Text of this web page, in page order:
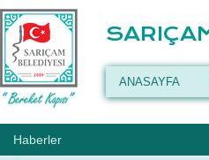
ANASAYFA
Haberler